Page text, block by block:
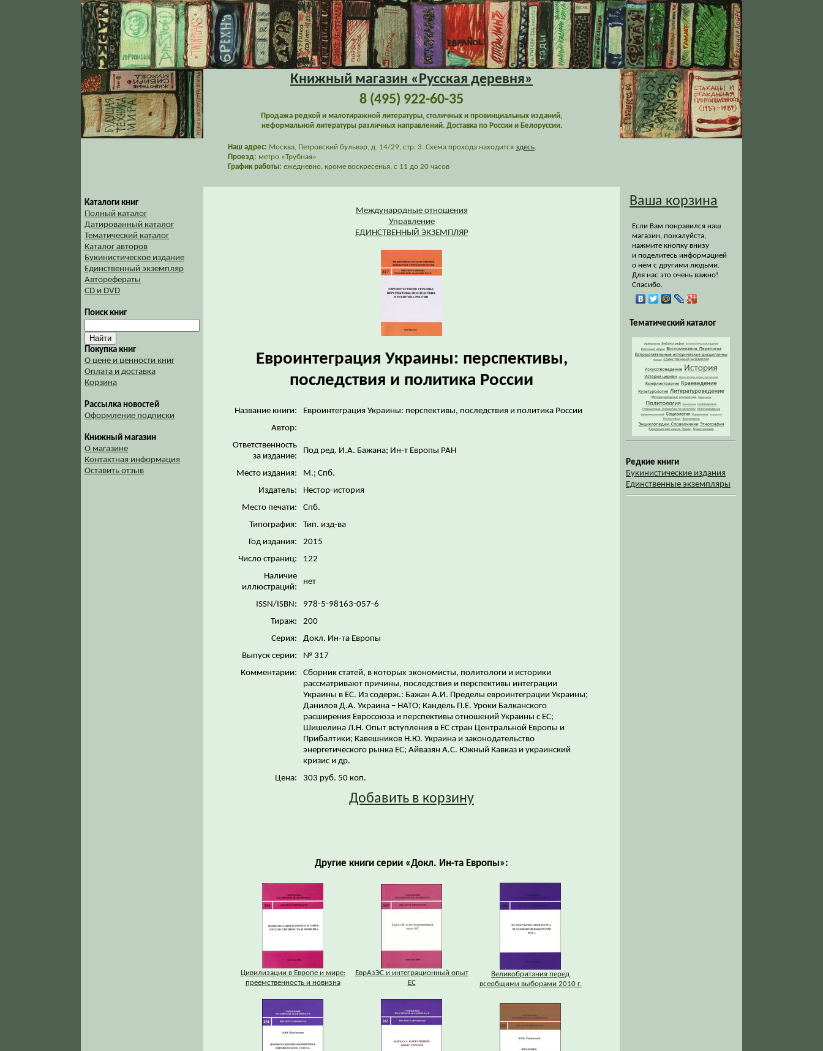
Книжный магазин «Русская деревня»
8 (495) 922-60-35
Продажа редкой и малотиражной литературы, столичных и провинциальных изданий,
неформальной литературы различных направлений. Доставка по России и Белоруссии.
Наш адрес: Москва, Петровский бульвар, д. 14/29, стр. 3. Схема прохода находится здесь.
Проезд: метро «Трубная»
График работы: ежедневно, кроме воскресенья, с 11 до 20 часов
Каталоги книг
Полный каталог
Датированный каталог
Тематический каталог
Каталог авторов
Букинистическое издание
Единственный экземпляр
Авторефераты
CD и DVD
Поиск книг
Покупка книг
О цене и ценности книг
Оплата и доставка
Корзина
Рассылка новостей
Оформление подписки
Книжный магазин
О магазине
Контактная информация
Оставить отзыв
Международные отношения
Управление
ЕДИНСТВЕННЫЙ ЭКЗЕМПЛЯР
Евроинтеграция Украины: перспективы,
последствия и политика России
Название книги:
Евроинтеграция Украины: перспективы, последствия и политика России
Автор:
Ответственность
за издание:
Под ред. И.А. Бажана; Ин-т Европы РАН
Место издания:
М.; Спб.
Издатель:
Нестор-история
Место печати:
Спб.
Типография:
Тип. изд-ва
Год издания:
2015
Число страниц:
122
Наличие
иллюстраций:
нет
ISSN/ISBN:
978-5-98163-057-6
Тираж:
200
Серия:
Докл. Ин-та Европы
Выпуск серии:
№ 317
Комментарии:
Сборник статей, в которых экономисты, политологи и историки
рассматривают причины, последствия и перспективы интеграции
Украины в ЕС. Из содерж.: Бажан А.И. Пределы евроинтеграции Украины;
Данилов Д.А. Украина – НАТО; Кандель П.Е. Уроки Балканского
расширения Евросоюза и перспективы отношений Украины с ЕС;
Шишелина Л.Н. Опыт вступления в ЕС стран Центральной Европы и
Прибалтики; Кавешников Н.Ю. Украина и законодательство
энергетического рынка ЕС; Айвазян А.С. Южный Кавказ и украинский
кризис и др.
Цена:
303 руб. 50 коп.
Добавить в корзину
Другие книги серии «Докл. Ин-та Европы»:
Цивилизации в Европе и мире:
преемственность и новизна
ЕврАзЭС и интеграционный опыт
ЕС
Великобритания перед
всеобщими выборами 2010 г.
Ваша корзина
Если Вам понравился наш
магазин, пожалуйста,
нажмите кнопку внизу
и поделитесь информацией
о нём с другими людьми.
Для нас это очень важно!
Спасибо.
Тематический каталог
Редкие книги
Букинистические издания
Единственные экземпляры